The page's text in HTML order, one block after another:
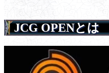
JCG OPENとは